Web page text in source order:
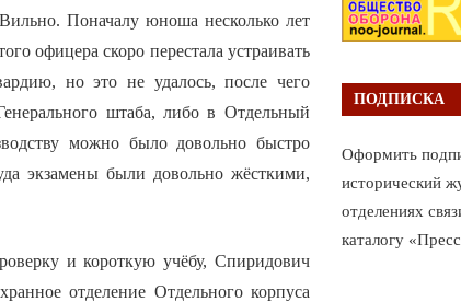
Поначалу юноша несколько лет
офицера скоро перестала устраивать
но это не удалось, после чего
штаба, либо в Отдельный
можно было довольно быстро
экзамены были довольно жёсткими,
и короткую учёбу, Спиридович
отделение Отдельного корпуса
ПОДПИСКА
Оформить
исторический
отделениях
каталогу